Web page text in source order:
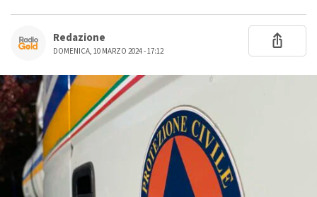
Redazione
DOMENICA, 10 MARZO 2024 - 17:12